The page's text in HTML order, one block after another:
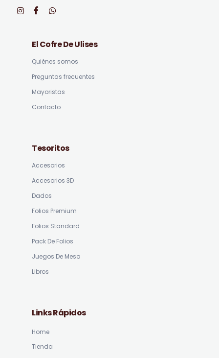
El Cofre De Ulises
Quiénes somos
Preguntas frecuentes
Mayoristas
Contacto
Tesoritos
Accesorios
Accesorios 3D
Dados
Folios Premium
Folios Standard
Pack De Folios
Juegos De Mesa
Libros
Links Rápidos
Home
Tienda